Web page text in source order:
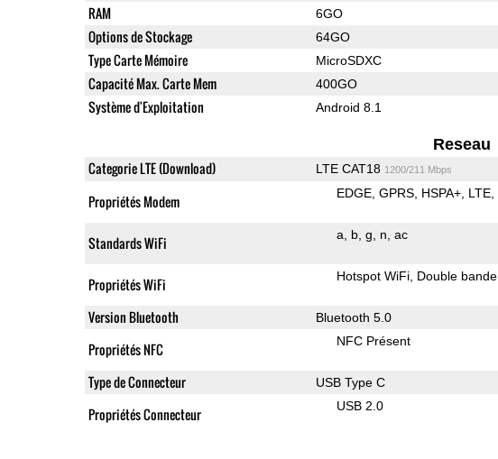
RAM 6GO
Options de Stockage 64GO
Type Carte Mémoire MicroSDXC
Capacité Max. Carte Mem 400GO
Système d'Exploitation Android 8.1
Reseau
Categorie LTE (Download) LTE CAT18 1200/211 Mbps
Propriétés Modem EDGE GPRS HSPA+ LTE
Standards WiFi a b g n ac
Propriétés WiFi Hotspot WiFi Double bande
Version Bluetooth Bluetooth 5.0
Propriétés NFC NFC Présent
Type de Connecteur USB Type C
Propriétés Connecteur USB 2.0